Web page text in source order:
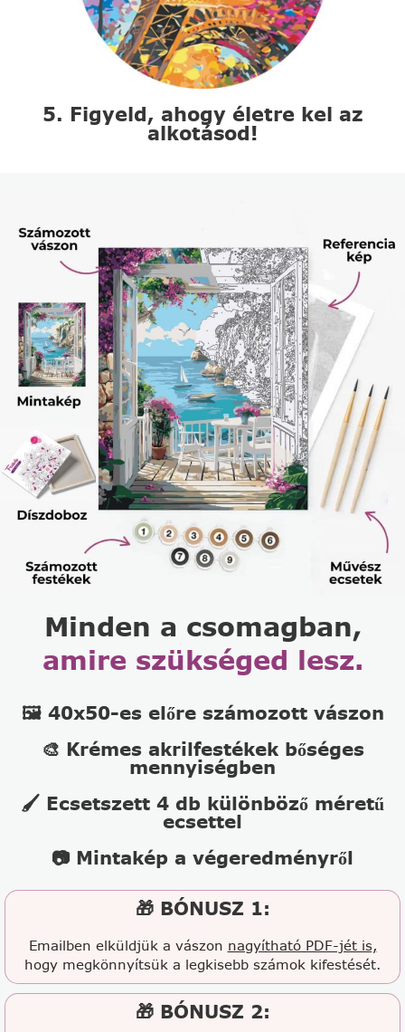
5. Figyeld, ahogy életre kel az
alkotásod!
Minden a csomagban,
amire szükséged lesz.
🖼️ 40x50-es előre számozott vászon
🎨 Krémes akrilfestékek bőséges
mennyiségben
🖌️ Ecsetszett 4 db különböző méretű
ecsettel
📷 Mintakép a végeredményről
🎁 BÓNUSZ 1:
Emailben elküldjük a vászon nagyítható PDF-jét is,
hogy megkönnyítsük a legkisebb számok kifestését.
🎁 BÓNUSZ 2: